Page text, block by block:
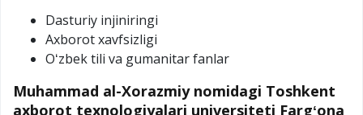
Dasturiy injiniringi
Axborot xavfsizligi
Oʻzbek tili va gumanitar fanlar
Muhammad al-Xorazmiy nomidagi Toshkent
axborot texnologiyalari universiteti Fargʻona